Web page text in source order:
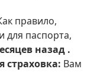
правило,
для паспорта,
назад .
страховка: Вам